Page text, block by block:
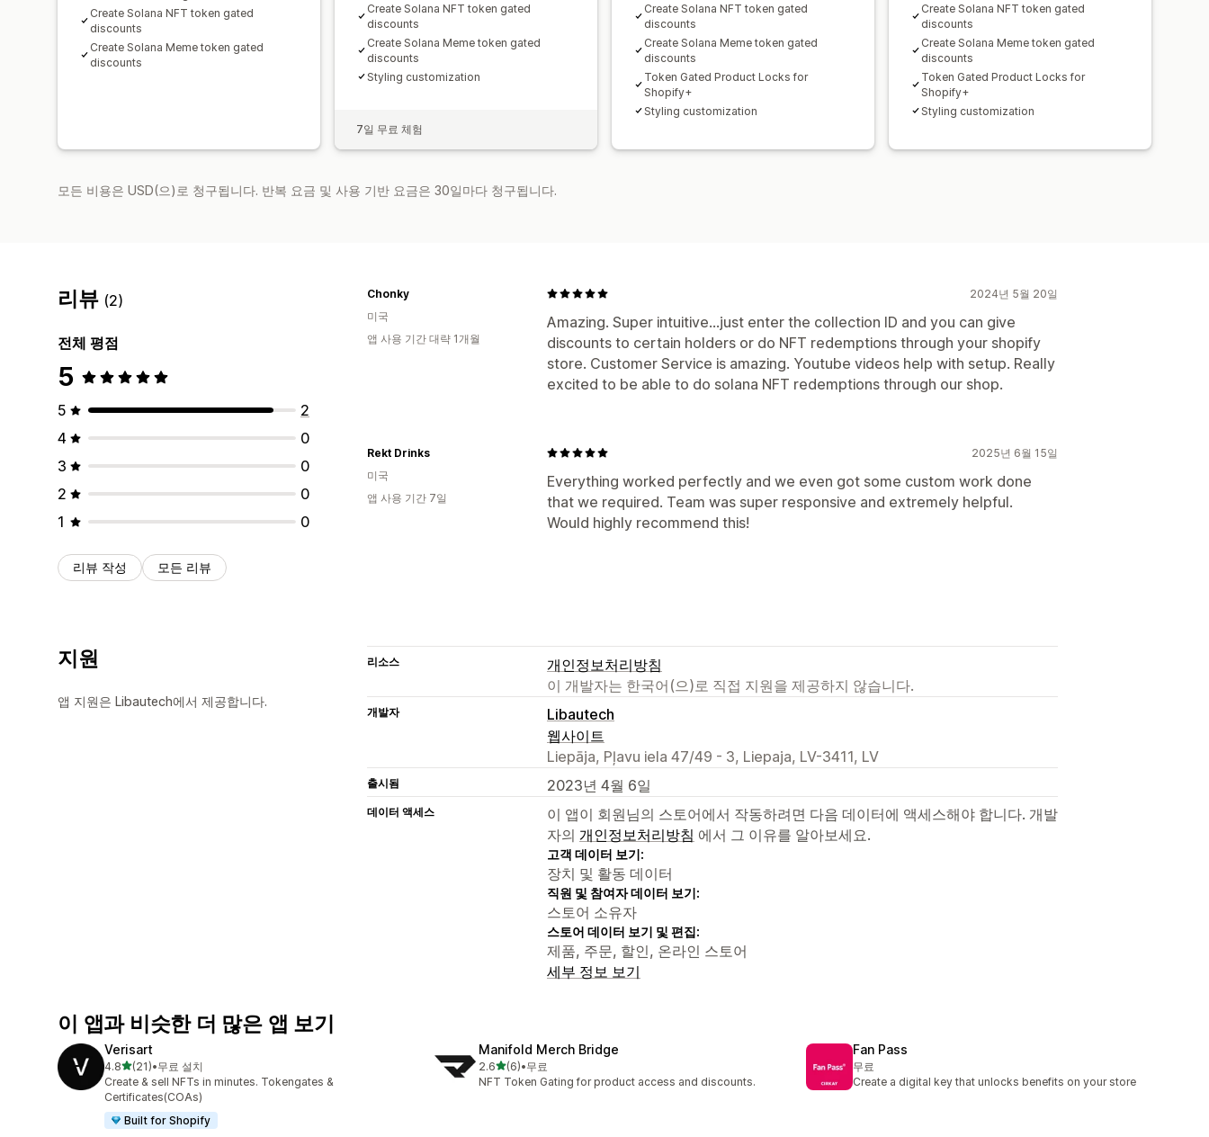
Create Solana NFT token gated
discounts
Create Solana Meme token gated
discounts
Create Solana NFT token gated
discounts
Create Solana Meme token gated
discounts
Styling customization
7일 무료 체험
Create Solana NFT token gated
discounts
Create Solana Meme token gated
discounts
Token Gated Product Locks for
Shopify+
Styling customization
Create Solana NFT token gated
discounts
Create Solana Meme token gated
discounts
Token Gated Product Locks for
Shopify+
Styling customization
모든 비용은 USD(으)로 청구됩니다. 반복 요금 및 사용 기반 요금은 30일마다 청구됩니다.
리뷰 (2)
전체 평점
5
5
2
4
0
3
0
2
0
1
0
리뷰 작성 모든 리뷰
2024년 5월 20일
Amazing. Super intuitive...just enter the collection ID and you can give
discounts to certain holders or do NFT redemptions through your shopify
store. Customer Service is amazing. Youtube videos help with setup. Really
excited to be able to do solana NFT redemptions through our shop.
Chonky
미국
앱 사용 기간 대략 1개월
2025년 6월 15일
Everything worked perfectly and we even got some custom work done
that we required. Team was super responsive and extremely helpful.
Would highly recommend this!
Rekt Drinks
미국
앱 사용 기간 7일
지원
앱 지원은 Libautech에서 제공합니다.
리소스
개인정보처리방침
이 개발자는 한국어(으)로 직접 지원을 제공하지 않습니다.
개발자
Libautech
웹사이트
Liepāja, Pļavu iela 47/49 - 3, Liepaja, LV-3411, LV
출시됨 2023년 4월 6일
데이터 액세스
이 앱이 회원님의 스토어에서 작동하려면 다음 데이터에 액세스해야 합니다. 개발
자의 개인정보처리방침 에서 그 이유를 알아보세요.
고객 데이터 보기:
장치 및 활동 데이터
직원 및 참여자 데이터 보기:
스토어 소유자
스토어 데이터 보기 및 편집:
제품, 주문, 할인, 온라인 스토어
세부 정보 보기
이 앱과 비슷한 더 많은 앱 보기
Verisart
4.8별 5개 중
(21)
총 리뷰 21개
•무료 설치
Create & sell NFTs in minutes. Tokengates &
Certificates(COAs)
Built for Shopify
Manifold Merch Bridge
2.6별 5개 중
(6)
총 리뷰 6개
•무료
NFT Token Gating for product access and discounts.
Fan Pass
무료
Create a digital key that unlocks benefits on your store